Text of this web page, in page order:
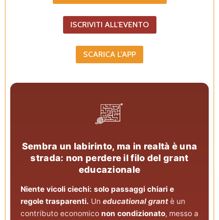
ISCRIVITI ALL'EVENTO
SCARICA L'APP
Sembra un labirinto, ma in realtà è una
strada: non perdere il filo del grant
educazionale
Niente vicoli ciechi: solo passaggi chiari e
regole trasparenti. Un educational grantè un
contributo economico non condizionato, messo a